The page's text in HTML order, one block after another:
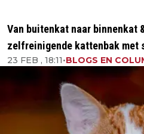
Van buitenkat naar binnenkat
zelfreinigende kattenbak met
23 FEB , 18:11•BLOGS EN